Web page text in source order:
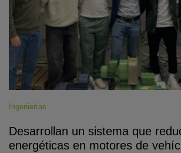
Ingenierías
Desarrollan un sistema que
energéticas en motores de